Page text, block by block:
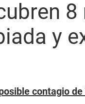
8
y
contagio de